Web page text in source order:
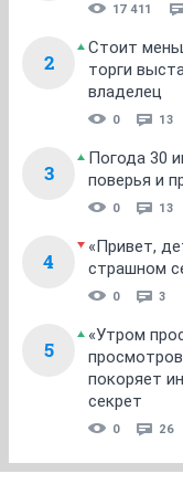
17 411
2
Стоит
торги
владелец
0 13
3
Погода 30
поверья и
0 13
4
«Привет,
страшном
0 3
5
«Утром
покоряет
секрет
0 26